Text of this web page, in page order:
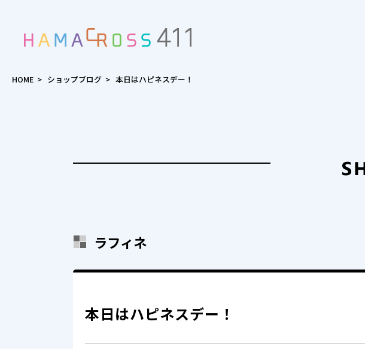
HOME > ショップブログ > 本日はハピネスデー！
ラフィネ
本日はハピネスデー！